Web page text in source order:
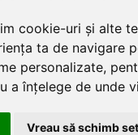
cookie-uri și alte
ta de navigare
personalizate,
a înțelege de unde
Vreau să schimb